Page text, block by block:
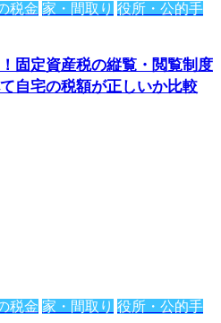
税金 家・間取り 役所・公的手
固定資産税の縦覧・閲覧制度
自宅の税額が正しいか比較
税金 家・間取り 役所・公的手